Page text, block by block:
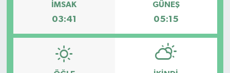
İMSAK
03:41
GÜNEŞ
05:15
Eğitim
Magazin